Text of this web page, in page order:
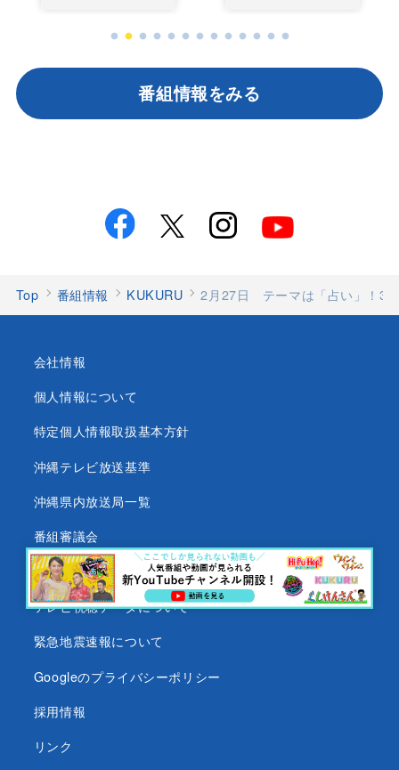
番組情報をみる
Top 番組情報 KUKURU 2月27日 テーマは「占い」！3
会社情報
個人情報について
特定個人情報取扱基本方針
沖縄テレビ放送基準
沖縄県内放送局一覧
番組審議会
沖縄テレビ名義の後援依頼について
テレビ視聴データについて
緊急地震速報について
Googleのプライバシーポリシー
採用情報
リンク